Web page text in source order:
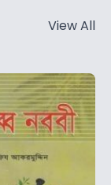
View All